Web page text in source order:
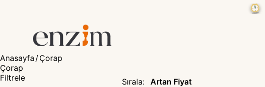
Anasayfa /Çorap
Çorap
Filtrele
Sırala: